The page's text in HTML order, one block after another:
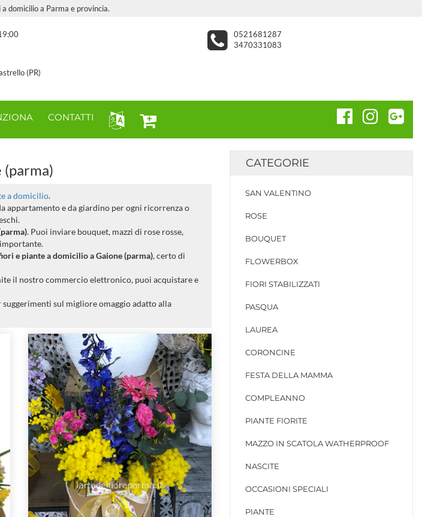
domicilio a Parma e provincia.
0521681287
3470331083
(PR)
CONTATTI
(parma)
a domicilio.
appartamento e da giardino per ogni ricorrenza o
. Puoi inviare bouquet, mazzi di rose rosse,
e piante a domicilio a Gaione (parma), certo di
il nostro commercio elettronico, puoi acquistare e
sul migliore omaggio adatto alla
CATEGORIE
SAN VALENTINO
ROSE
BOUQUET
FLOWERBOX
FIORI STABILIZZATI
PASQUA
LAUREA
CORONCINE
FESTA DELLA MAMMA
COMPLEANNO
PIANTE FIORITE
MAZZO IN SCATOLA WATHERPROOF
NASCITE
OCCASIONI SPECIALI
PIANTE